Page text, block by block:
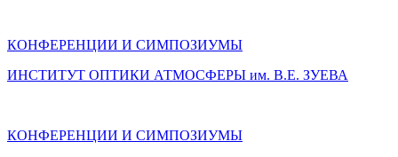
КОНФЕРЕНЦИИ И СИМПОЗИУМЫ
ИНСТИТУТ ОПТИКИ АТМОСФЕРЫ им. В.Е. ЗУЕВА
КОНФЕРЕНЦИИ И СИМПОЗИУМЫ